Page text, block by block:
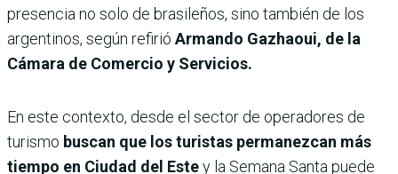
presencia no solo de brasileños, sino también de los
argentinos, según refirió Armando Gazhaoui, de la
Cámara de Comercio y Servicios.
En este contexto, desde el sector de operadores de
turismo buscan que los turistas permanezcan más
tiempo en Ciudad del Estey la Semana Santa puede